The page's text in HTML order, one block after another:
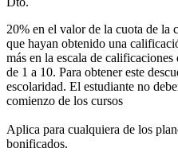
20% en el valor de la cuota de la
que hayan obtenido una
más en la escala de
de 1 a 10. Para obtener este
escolaridad. El estudiante no
comienzo de los cursos
Aplica para cualquiera de los
bonificados.